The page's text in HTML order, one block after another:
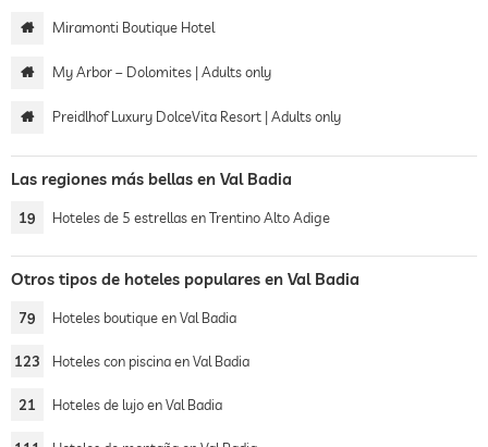
Miramonti Boutique Hotel
My Arbor – Dolomites | Adults only
Preidlhof Luxury DolceVita Resort | Adults only
Las regiones más bellas en Val Badia
19 Hoteles de 5 estrellas en Trentino Alto Adige
Otros tipos de hoteles populares en Val Badia
79 Hoteles boutique en Val Badia
123 Hoteles con piscina en Val Badia
21 Hoteles de lujo en Val Badia